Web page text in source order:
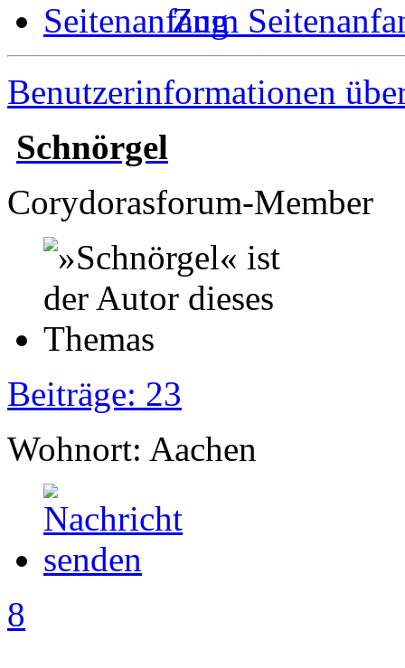
Zum
Benutzerinformationen
Schnörgel
Corydorasforum-Member
Beiträge: 23
Wohnort: Aachen
8